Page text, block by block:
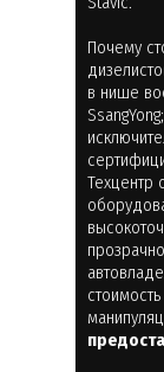
Почему
в нише